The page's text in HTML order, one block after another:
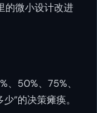
的微小设计改进
50%、75%、
”的决策瘫痪。